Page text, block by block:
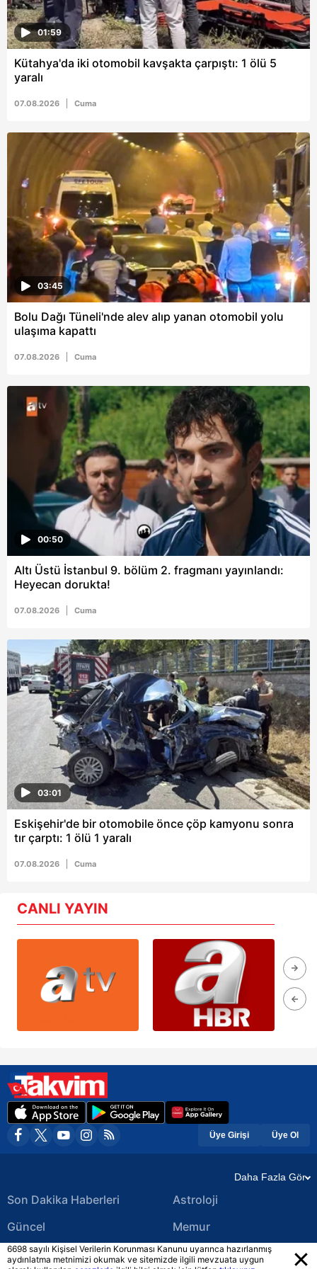
01:59
Kütahya'da iki otomobil kavşakta çarpıştı: 1 ölü 5
yaralı
07.08.2026 Cuma
03:45
Bolu Dağı Tüneli'nde alev alıp yanan otomobil yolu
ulaşıma kapattı
07.08.2026 Cuma
00:50
Altı Üstü İstanbul 9. bölüm 2. fragmanı yayınlandı:
Heyecan dorukta!
07.08.2026 Cuma
03:01
Eskişehir'de bir otomobile önce çöp kamyonu sonra
tır çarptı: 1 ölü 1 yaralı
07.08.2026 Cuma
CANLI YAYIN
Üye Girişi Üye Ol
Daha Fazla Gör
Son Dakika Haberleri
Güncel
Ekonomi Haberleri
Astroloji
Memur
Yerel Haberler
6698 sayılı Kişisel Verilerin Korunması Kanunu uyarınca hazırlanmış
aydınlatma metnimizi okumak ve sitemizde ilgili mevzuata uygun